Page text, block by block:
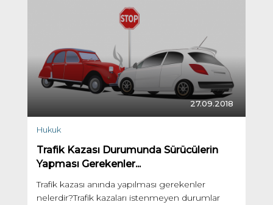
27.09.2018
Hukuk
Trafik Kazası Durumunda Sürücülerin
Yapması Gerekenler...
Trafik kazası anında yapılması gerekenler
nelerdir?Trafik kazaları istenmeyen durumlar